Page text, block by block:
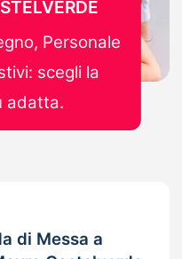
di Messa a
Personale
scegli la
adatta.